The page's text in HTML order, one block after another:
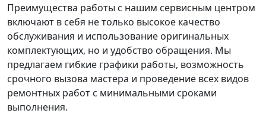
Преимущества работы с нашим сервисным центром
включают в себя не только высокое качество
обслуживания и использование оригинальных
комплектующих, но и удобство обращения. Мы
предлагаем гибкие графики работы, возможность
срочного вызова мастера и проведение всех видов
ремонтных работ с минимальными сроками
выполнения.